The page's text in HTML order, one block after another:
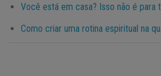
Você está em casa? Isso não é para
Como criar uma rotina espiritual na